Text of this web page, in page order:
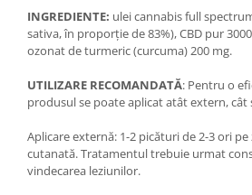
INGREDIENTE: ulei cannabis full
sativa, în proporție de 83%), CBD pur
ozonat de turmeric (curcuma) 200 mg.
UTILIZARE RECOMANDATĂ: Pentru o
produsul se poate aplicat atât extern, cât
Aplicare externă: 1-2 picături de 2-3 ori
cutanată. Tratamentul trebuie urmat
vindecarea leziunilor.